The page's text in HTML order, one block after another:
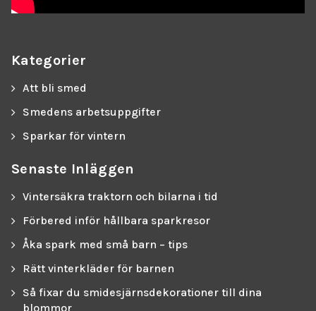
Kategorier
Att bli smed
Smedens arbetsuppgifter
Sparkar för vintern
Senaste Inläggen
Vintersäkra traktorn och bilarna i tid
Förbered inför hållbara sparkresor
Åka spark med små barn – tips
Rätt vinterkläder för barnen
Så fixar du smidesjärnsdekorationer till dina
blommor